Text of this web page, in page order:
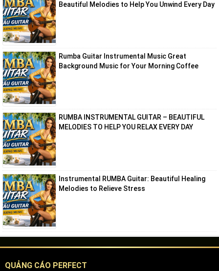
Beautiful Melodies to Help You Unwind Every Day
Rumba Guitar Instrumental Music Great
Background Music for Your Morning Coffee
RUMBA INSTRUMENTAL GUITAR – BEAUTIFUL
MELODIES TO HELP YOU RELAX EVERY DAY
Instrumental RUMBA Guitar: Beautiful Healing
Melodies to Relieve Stress
QUẢNG CÁO PERFECT